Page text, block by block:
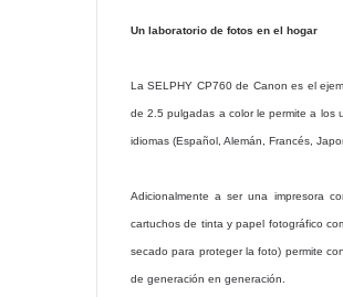
Un laboratorio de fotos en el hogar
La SELPHY CP760 de Canon es el
de 2.5 pulgadas a color le permite a los
idiomas (Español, Alemán, Francés,
Adicionalmente a ser una impresora
cartuchos de tinta y papel fotográfico
secado para proteger la foto) permite
de generación en generación.